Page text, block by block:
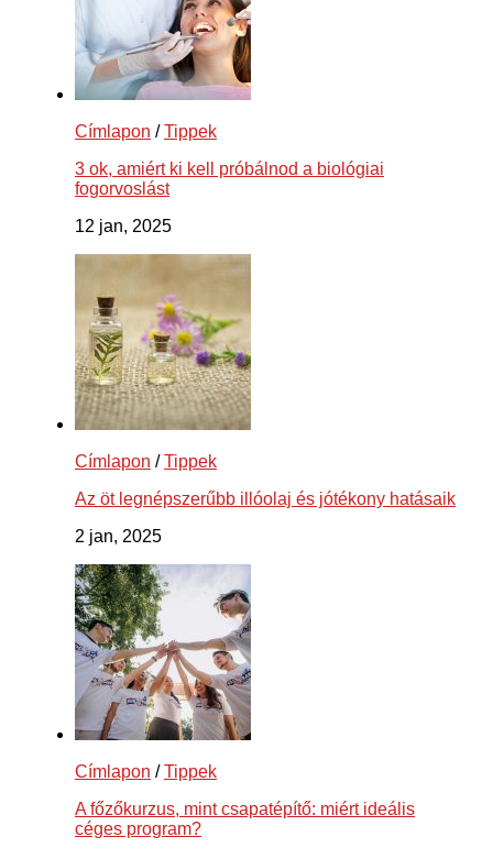
Címlapon /Tippek
3 ok, amiért ki kell próbálnod a biológiai
fogorvoslást
12 jan, 2025
Címlapon /Tippek
Az öt legnépszerűbb illóolaj és jótékony hatásaik
2 jan, 2025
Címlapon /Tippek
A főzőkurzus, mint csapatépítő: miért ideális
céges program?